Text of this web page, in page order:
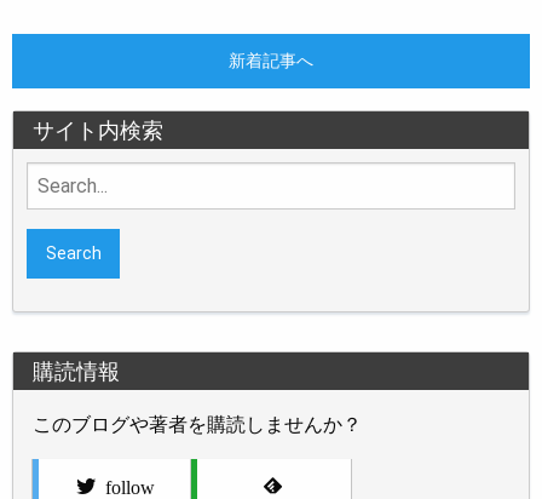
新着記事へ
サイト内検索
Search
for:
購読情報
このブログや著者を購読しませんか？
follow